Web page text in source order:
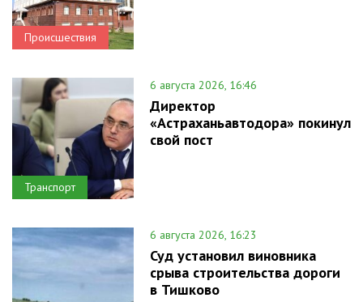
Происшествия
Транспорт
6 августа 2026, 16:46
Директор
«Астраханьавтодора» покинул
свой пост
6 августа 2026, 16:23
Суд установил виновника
срыва строительства дороги
в Тишково